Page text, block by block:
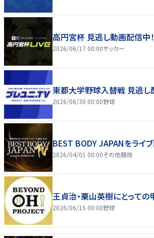
高円宮杯 見逃し動画配信中！
2026/06/17 00:00サッカー
東都大学野球入替戦 見逃し
2026/06/30 00:00野球
BEST BODY JAPANをライブ
2026/04/01 00:00その他競技
王貞治・栗山英樹にとっての
2026/06/15 00:00野球